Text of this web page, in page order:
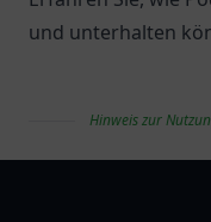
und unterhalten
Hinweis zur